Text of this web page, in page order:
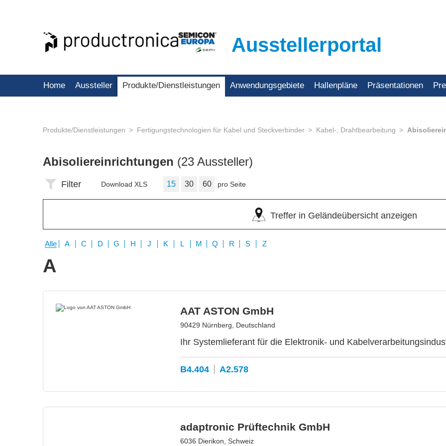
Ausstellerportal
Home Aussteller Produkte/Dienstleistungen Anwendungsgebiete Hallenpläne Präsentationen
Produkte/Dienstleistungen Fertigungstechnologien für Kabel und Steckverbinder Kabel-, Drahtbearbeitung
Abisoliereinrichtungen (23 Aussteller)
Filter Download XLS 15 30 60 pro Seite
Treffer in Geländeübersicht anzeigen
Alle A C D G H J K L M Q R S Z
A
AAT ASTON GmbH
90429 Nürnberg, Deutschland
Ihr Systemlieferant für die Elektronik- und
B4.404 A2.578
adaptronic Prüftechnik GmbH
6036 Dierikon, Schweiz